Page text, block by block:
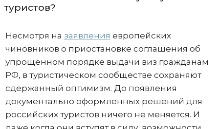
туристов?
Несмотря на заявления европейских
чиновников о приостановке соглашения об
упрощенном порядке выдачи виз гражданам
РФ, в туристическом сообществе сохраняют
сдержанный оптимизм. До появления
документально оформленных решений для
российских туристов ничего не меняется. И